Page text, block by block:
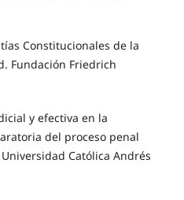
Constitucionales de la
Fundación Friedrich
y efectiva en la
del proceso penal
Católica Andrés